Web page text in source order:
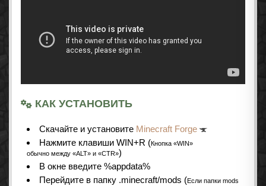
КАК УСТАНОВИТЬ
Cкачайте и установите Minecraft Forge
Нажмите клавиши WIN+R (Кнопка «WIN»
обычно между «ALT» и «CTR»)
В окне введите %appdata%
Перейдите в папку .minecraft/mods (Если папки mods